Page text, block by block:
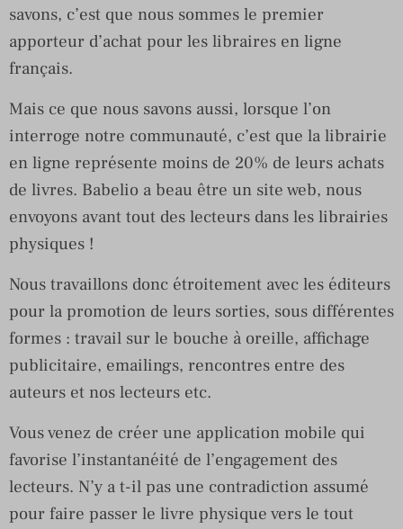
savons, c’est que nous sommes le premier
apporteur d’achat pour les libraires en ligne
français.
Mais ce que nous savons aussi, lorsque l’on
interroge notre communauté, c’est que la librairie
en ligne représente moins de 20% de leurs achats
de livres. Babelio a beau être un site web, nous
envoyons avant tout des lecteurs dans les librairies
physiques !
Nous travaillons donc étroitement avec les éditeurs
pour la promotion de leurs sorties, sous différentes
formes : travail sur le bouche à oreille, affichage
publicitaire, emailings, rencontres entre des
auteurs et nos lecteurs etc.
Vous venez de créer une application mobile qui
favorise l’instantanéité de l’engagement des
lecteurs. N’y a t-il pas une contradiction assumé
pour faire passer le livre physique vers le tout